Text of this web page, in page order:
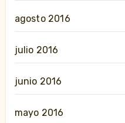
agosto 2016
julio 2016
junio 2016
mayo 2016